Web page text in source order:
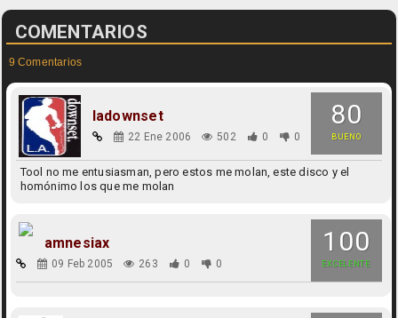
COMENTARIOS
9 Comentarios
80
BUENO
ladownset
22 Ene 2006 502 0 0
Tool no me entusiasman, pero estos me molan, este disco y el
homónimo los que me molan
100
EXCELENTE
amnesiax
09 Feb 2005 263 0 0